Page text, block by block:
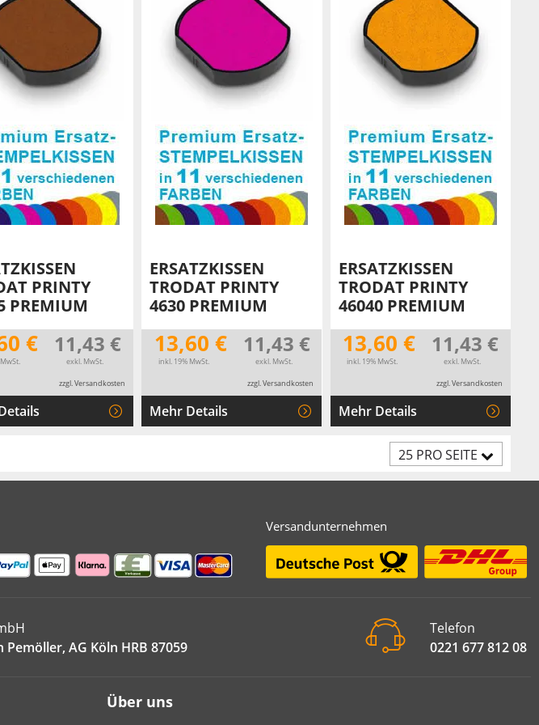
PRINTY
PREMIUM
€ 11,43 €
exkl. MwSt.
zzgl. Versandkosten
ERSATZKISSEN
TRODAT PRINTY
4630 PREMIUM
13,60 €
inkl. 19% MwSt.
11,43 €
exkl. MwSt.
zzgl. Versandkosten
Mehr Details
ERSATZKISSEN
TRODAT PRINTY
46040 PREMIUM
13,60 €
inkl. 19% MwSt.
11,43 €
exkl. MwSt.
zzgl. Versandkosten
Mehr Details
25 PRO SEITE
Versandunternehmen
AG Köln HRB 87059
Telefon
0221 677 812 08
Über uns